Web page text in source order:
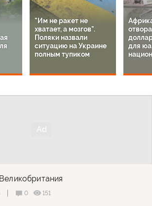
"Им не ракет не
хватает, а мозгов".
Поляки назвали
ситуацию на Украине
полным тупиком
для
Великобритания
0
151